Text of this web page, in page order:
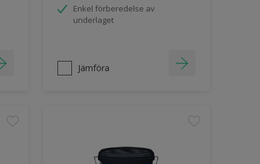
Enkel förberedelse av
underlaget
Jämföra